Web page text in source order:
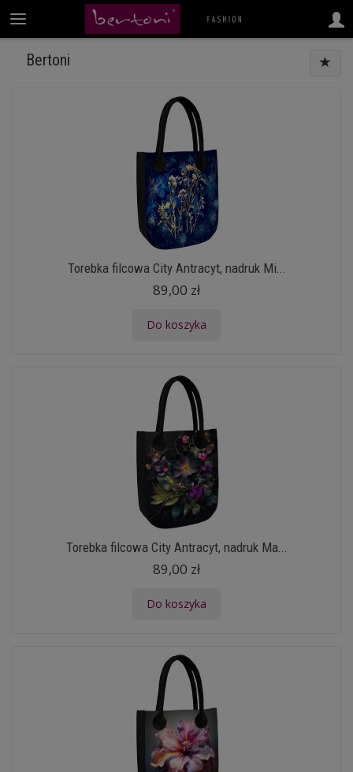
Bertoni
Torebka filcowa City Antracyt, nadruk Mi...
89,00 zł
Do koszyka
Torebka filcowa City Antracyt, nadruk Ma...
89,00 zł
Do koszyka